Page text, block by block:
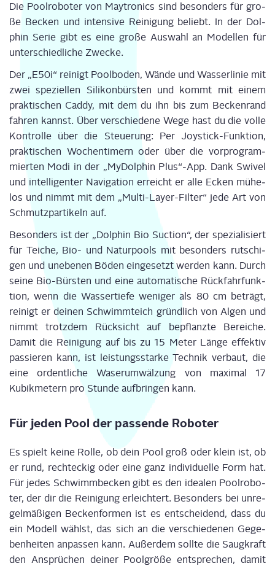
Die Pool­ro­bo­ter von May­tro­nics sind beson­ders für gro­
ße Becken und inten­si­ve Rei­ni­gung beliebt. In der Dol­
phin Serie gibt es eine gro­ße Aus­wahl an Model­len für
unter­schied­li­che Zwecke.
Der „E50i“ rei­nigt Pool­bo­den, Wän­de und Was­ser­li­nie mit
zwei spe­zi­el­len Sili­kon­bürs­ten und kommt mit einem
prak­ti­schen Cad­dy, mit dem du ihn bis zum Becken­rand
fah­ren kannst. Über ver­schie­de­ne Wege hast du die vol­le
Kon­trol­le über die Steue­rung: Per Joy­stick-Funk­ti­on,
prak­ti­schen Wochen­ti­mern oder über die vor­pro­gram­
mier­ten Modi in der „MyDol­phin Plus“-App. Dank Swi­vel
und intel­li­gen­ter Navi­ga­ti­on erreicht er alle Ecken mühe­
los und nimmt mit dem „Mul­ti-Lay­er-Fil­ter“ jede Art von
Schmutz­par­ti­keln auf.
Beson­ders ist der „Dol­phin Bio Suc­tion“, der spe­zia­li­siert
für Tei­che, Bio- und Natur­pools mit beson­ders rut­schi­
gen und unebe­nen Böden ein­ge­setzt wer­den kann. Durch
sei­ne Bio-Bürs­ten und eine auto­ma­ti­sche Rück­fahr­funk­
ti­on, wenn die Was­ser­tie­fe weni­ger als 80 cm beträgt,
rei­nigt er dei­nen Schwimm­teich gründ­lich von Algen und
nimmt trotz­dem Rück­sicht auf bepflanz­te Berei­che.
Damit die Rei­ni­gung auf bis zu 15 Meter Län­ge effek­tiv
pas­sie­ren kann, ist leis­tungs­star­ke Tech­nik ver­baut, die
eine ordent­li­che Waser­um­wäl­zung von maxi­mal 17
Kubik­me­tern pro Stun­de auf­brin­gen kann.
Für jeden Pool der pas­sen­de Roboter
Es spielt kei­ne Rol­le, ob dein Pool groß oder klein ist, ob
er rund, recht­eckig oder eine ganz indi­vi­du­el­le Form hat.
Für jedes Schwimm­be­cken gibt es den idea­len Pool­ro­bo­
ter, der dir die Rei­ni­gung erleich­tert. Beson­ders bei unre­
gel­mä­ßi­gen Becken­for­men ist es ent­schei­dend, dass du
ein Modell wählst, das sich an die ver­schie­de­nen Gege­
ben­hei­ten anpas­sen kann. Außer­dem soll­te die Saug­kraft
den Ansprü­chen dei­ner Pool­grö­ße ent­spre­chen, damit